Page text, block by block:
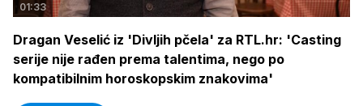
01:33
Dragan Veselić iz 'Divljih pčela' za RTL.hr: 'Casting
serije nije rađen prema talentima, nego po
kompatibilnim horoskopskim znakovima'